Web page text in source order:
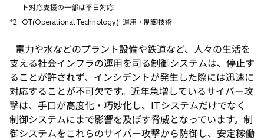
ト対応支援の一部は平日対応
*2 OT(Operational Technology): 運用・制御技術
電力や水などのプラント設備や鉄道など、人々の生活を
支える社会インフラの運用を司る制御システムは、停止す
ることが許されず、インシデントが発生した際には迅速に
対応することが不可欠です。近年急増しているサイバー攻
撃は、手口が高度化・巧妙化し、ITシステムだけでなく
制御システムにまで影響を及ぼす脅威となっています。制
御システムをこれらのサイバー攻撃から防御し、安定稼働